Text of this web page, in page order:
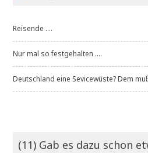
Reisende ....
Nur mal so festgehalten ....
Deutschland eine Sevicewüste? Dem
(11) Gab es dazu schon